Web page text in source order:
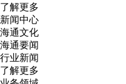
了解更多
新闻中心
海通文化
海通要闻
行业新闻
了解更多